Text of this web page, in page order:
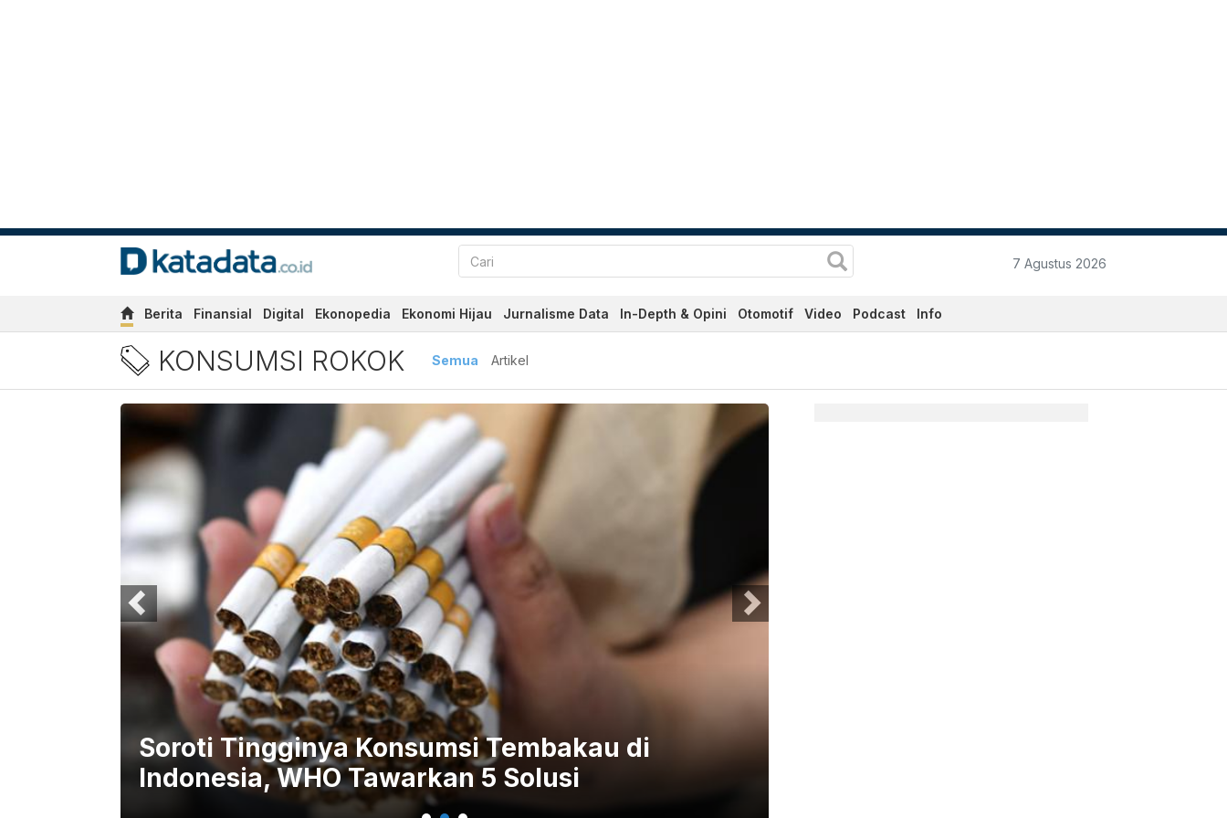
7 Agustus 2026
Berita Finansial Digital Ekonopedia Ekonomi Hijau Jurnalisme Data In-Depth & Opini Otomotif Video Podcast Info
Berita konsumsi rokok Terbaru dan Terkini Hari Ini - Katadata.co.id
KONSUMSI ROKOK Semua Artikel
Soroti Tingginya Konsumsi Tembakau di
Indonesia, WHO Tawarkan 5 Solusi